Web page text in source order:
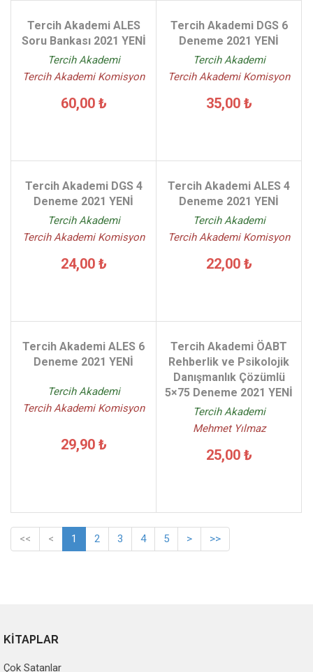
Tercih Akademi ALES
Soru Bankası 2021 YENİ
Tercih Akademi
Tercih Akademi Komisyon
60,00 ₺
Tercih Akademi DGS 6
Deneme 2021 YENİ
Tercih Akademi
Tercih Akademi Komisyon
35,00 ₺
Tercih Akademi DGS 4
Deneme 2021 YENİ
Tercih Akademi
Tercih Akademi Komisyon
24,00 ₺
Tercih Akademi ALES 4
Deneme 2021 YENİ
Tercih Akademi
Tercih Akademi Komisyon
22,00 ₺
Tercih Akademi ALES 6
Deneme 2021 YENİ
Tercih Akademi
Tercih Akademi Komisyon
29,90 ₺
Tercih Akademi ÖABT
Rehberlik ve Psikolojik
Danışmanlık Çözümlü
5×75 Deneme 2021 YENİ
Tercih Akademi
Mehmet Yılmaz
25,00 ₺
<< < 1 2 3 4 5 > >>
KİTAPLAR
Çok Satanlar